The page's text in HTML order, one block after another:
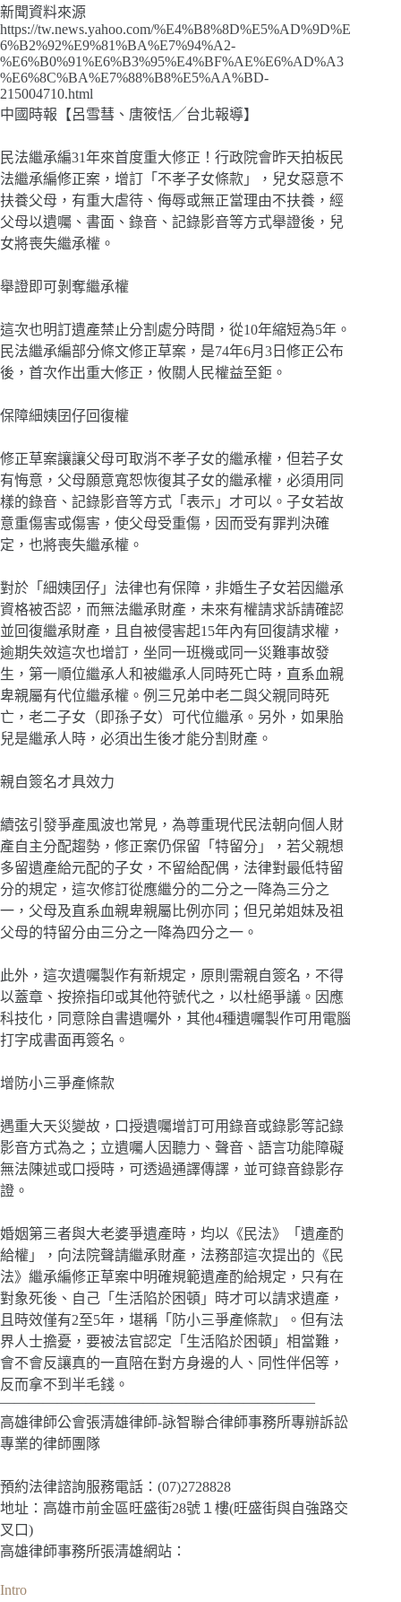
新聞資料來源
https://tw.news.yahoo.com/%E4%B8%8D%E5%AD%9D%E
6%B2%92%E9%81%BA%E7%94%A2-
%E6%B0%91%E6%B3%95%E4%BF%AE%E6%AD%A3
%E6%8C%BA%E7%88%B8%E5%AA%BD-
215004710.html
中國時報【呂雪彗、唐筱恬╱台北報導】
民法繼承編31年來首度重大修正！行政院會昨天拍板民
法繼承編修正案，增訂「不孝子女條款」，兒女惡意不
扶養父母，有重大虐待、侮辱或無正當理由不扶養，經
父母以遺囑、書面、錄音、記錄影音等方式舉證後，兒
女將喪失繼承權。
舉證即可剝奪繼承權
這次也明訂遺產禁止分割處分時間，從10年縮短為5年。
民法繼承編部分條文修正草案，是74年6月3日修正公布
後，首次作出重大修正，攸關人民權益至鉅。
保障細姨囝仔回復權
修正草案讓讓父母可取消不孝子女的繼承權，但若子女
有悔意，父母願意寬恕恢復其子女的繼承權，必須用同
樣的錄音、記錄影音等方式「表示」才可以。子女若故
意重傷害或傷害，使父母受重傷，因而受有罪判決確
定，也將喪失繼承權。
對於「細姨囝仔」法律也有保障，非婚生子女若因繼承
資格被否認，而無法繼承財產，未來有權請求訴請確認
並回復繼承財產，且自被侵害起15年內有回復請求權，
逾期失效這次也增訂，坐同一班機或同一災難事故發
生，第一順位繼承人和被繼承人同時死亡時，直系血親
卑親屬有代位繼承權。例三兄弟中老二與父親同時死
亡，老二子女（即孫子女）可代位繼承。另外，如果胎
兒是繼承人時，必須出生後才能分割財產。
親自簽名才具效力
續弦引發爭產風波也常見，為尊重現代民法朝向個人財
產自主分配趨勢，修正案仍保留「特留分」，若父親想
多留遺產給元配的子女，不留給配偶，法律對最低特留
分的規定，這次修訂從應繼分的二分之一降為三分之
一，父母及直系血親卑親屬比例亦同；但兄弟姐妹及祖
父母的特留分由三分之一降為四分之一。
此外，這次遺囑製作有新規定，原則需親自簽名，不得
以蓋章、按捺指印或其他符號代之，以杜絕爭議。因應
科技化，同意除自書遺囑外，其他4種遺囑製作可用電腦
打字成書面再簽名。
增防小三爭產條款
遇重大天災變故，口授遺囑增訂可用錄音或錄影等記錄
影音方式為之；立遺囑人因聽力、聲音、語言功能障礙
無法陳述或口授時，可透過通譯傳譯，並可錄音錄影存
證。
婚姻第三者與大老婆爭遺產時，均以《民法》「遺產酌
給權」，向法院聲請繼承財產，法務部這次提出的《民
法》繼承編修正草案中明確規範遺產酌給規定，只有在
對象死後、自己「生活陷於困頓」時才可以請求遺產，
且時效僅有2至5年，堪稱「防小三爭產條款」。但有法
界人士擔憂，要被法官認定「生活陷於困頓」相當難，
會不會反讓真的一直陪在對方身邊的人、同性伴侶等，
反而拿不到半毛錢。
——————————————————————
高雄律師公會張清雄律師-詠智聯合律師事務所專辦訴訟
專業的律師團隊
預約法律諮詢服務電話：(07)2728828
地址：高雄市前金區旺盛街28號１樓(旺盛街與自強路交
叉口)
高雄律師事務所張清雄網站：
Intro